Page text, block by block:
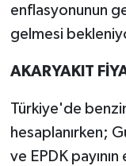
enflasyonunun
gelmesi
AKARYAKIT
Türkiye'de
hesaplanırken;
ve EPDK